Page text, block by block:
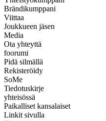
Brändikumppani
Viittaa
Joukkueen jäsen
Media
Ota yhteyttä
foorumi
Pidä silmällä
Rekisteröidy
SoMe
Tiedotuskirje
yhteisössä
Paikalliset kansalaiset
Linkit sivulla